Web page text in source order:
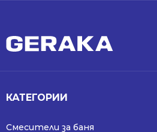
КАТЕГОРИИ
Смесители за баня